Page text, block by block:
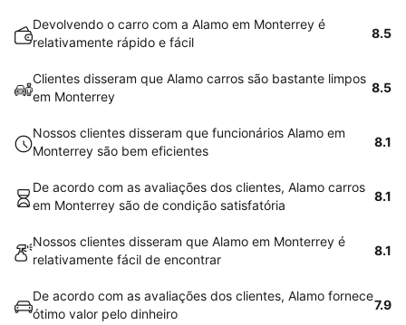
Devolvendo o carro com a Alamo em Monterrey é
relativamente rápido e fácil
8.5
Clientes disseram que Alamo carros são bastante limpos
em Monterrey
8.5
Nossos clientes disseram que funcionários Alamo em
Monterrey são bem eficientes
8.1
De acordo com as avaliações dos clientes, Alamo carros
em Monterrey são de condição satisfatória
8.1
Nossos clientes disseram que Alamo em Monterrey é
relativamente fácil de encontrar
8.1
De acordo com as avaliações dos clientes, Alamo fornece
ótimo valor pelo dinheiro
7.9